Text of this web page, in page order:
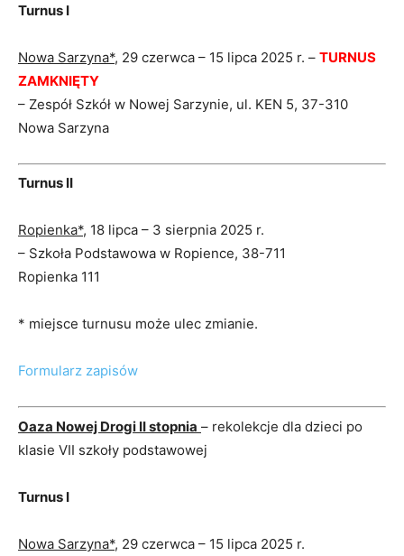
Turnus I
Nowa Sarzyna*, 29 czerwca – 15 lipca 2025 r. – TURNUS
ZAMKNIĘTY
– Zespół Szkół w Nowej Sarzynie, ul. KEN 5, 37-310
Nowa Sarzyna
Turnus II
Ropienka*, 18 lipca – 3 sierpnia 2025 r.
– Szkoła Podstawowa w Ropience, 38-711
Ropienka 111
* miejsce turnusu może ulec zmianie.
Formularz zapisów
Oaza Nowej Drogi II stopnia – rekolekcje dla dzieci po
klasie VII szkoły podstawowej
Turnus I
Nowa Sarzyna*, 29 czerwca – 15 lipca 2025 r.